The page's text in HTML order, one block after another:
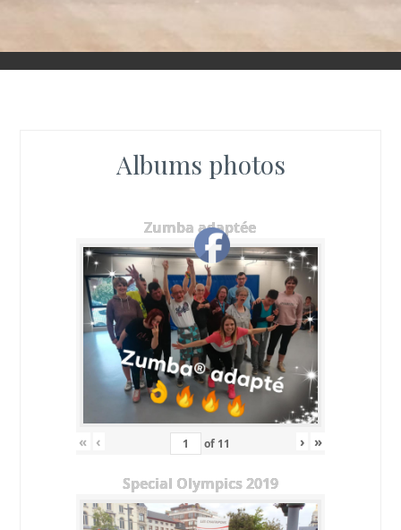
Albums photos
Zumba adaptée
« ‹ of 11 › »
Special Olympics 2019